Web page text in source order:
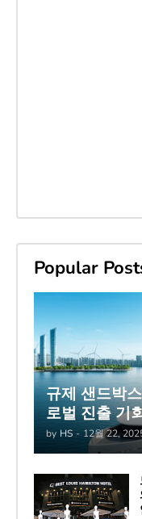
Popular
규제 샌드박
로벌 진출 기
by HS - 12월 22,